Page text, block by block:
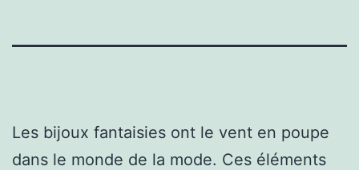
Les bijoux fantaisies ont le vent en poupe
dans le monde de la mode. Ces éléments